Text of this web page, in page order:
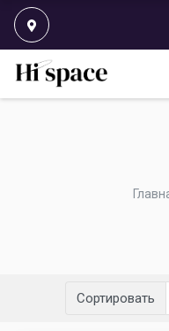
Сортировать